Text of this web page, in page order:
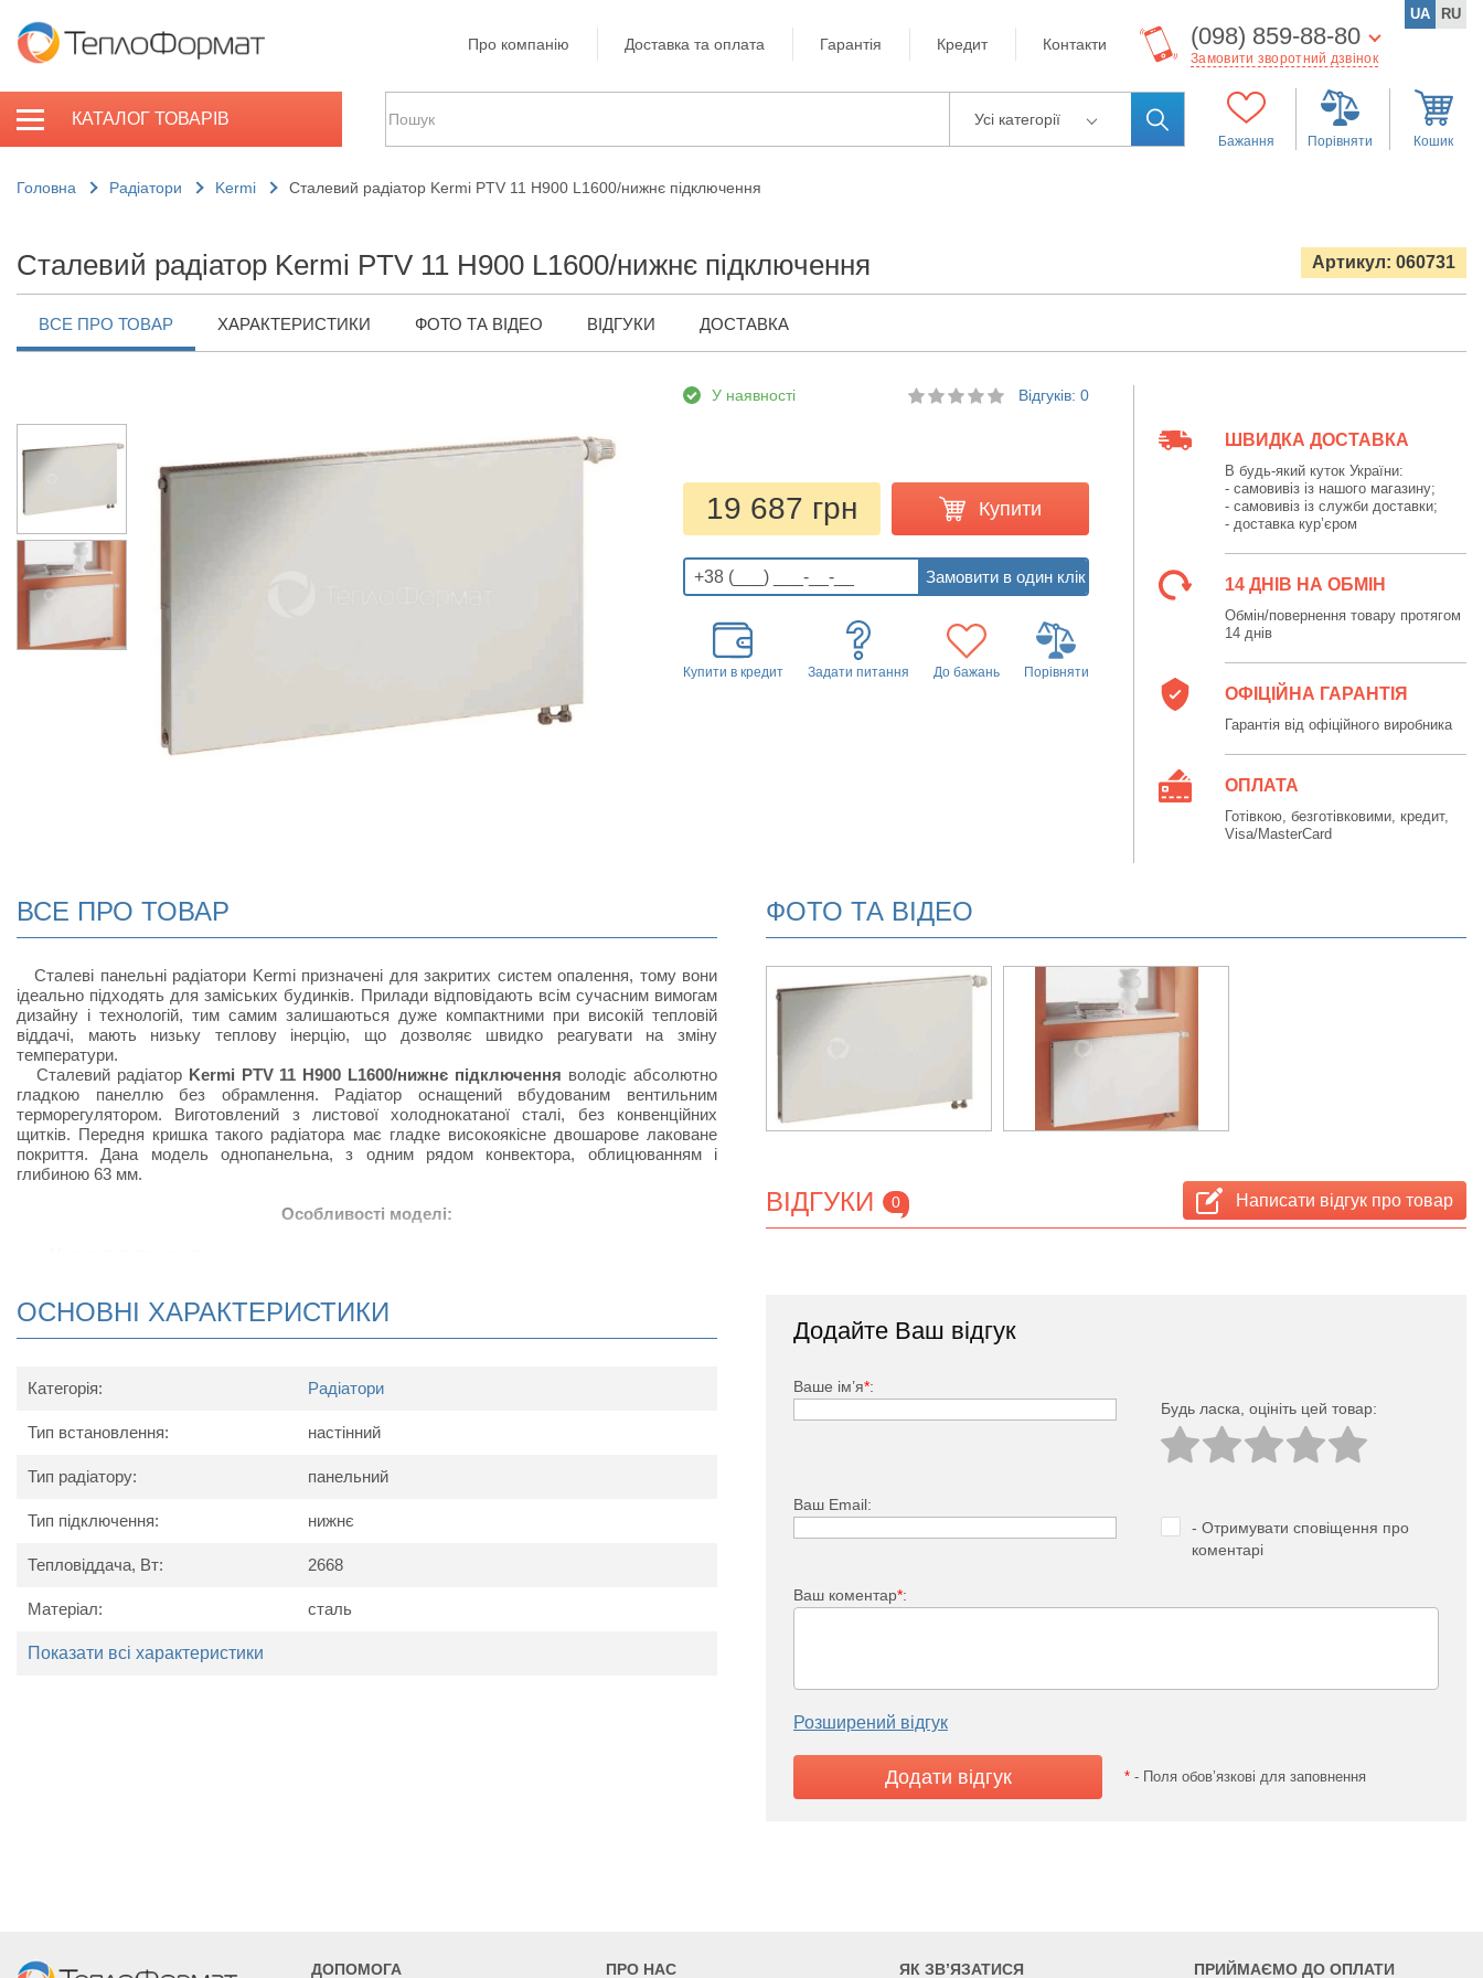
Про компанію Доставка та оплата Гарантія Кредит Контакти (098) 859-88-80
Замовити зворотний дзвінок
UA RU
КАТАЛОГ ТОВАРІВ Усі категорії
Бажання Порівняти Кошик
Головна Радіатори Kermi Сталевий радіатор Kermi PTV 11 H900 L1600/нижнє підключення
Сталевий радіатор Kermi PTV 11 H900 L1600/нижнє підключення Артикул: 060731
ВСЕ ПРО ТОВАР ХАРАКТЕРИСТИКИ ФОТО ТА ВІДЕО ВІДГУКИ ДОСТАВКА
У наявності Відгуків: 0
19 687 грн Купити
Купити в кредит Задати питання До бажань Порівняти
ШВИДКА ДОСТАВКА
В будь-який куток України:
- самовивіз із нашого магазину;
- самовивіз із служби доставки;
- доставка кур’єром
14 ДНІВ НА ОБМІН
Обмін/повернення товару протягом
14 днів
ОФІЦІЙНА ГАРАНТІЯ
Гарантія від офіційного виробника
ОПЛАТА
Готівкою, безготівковими, кредит,
Visa/MasterCard
ВСЕ ПРО ТОВАР
Сталеві панельні радіатори Kermi призначені для закритих систем опалення, тому вони
ідеально підходять для заміських будинків. Прилади відповідають всім сучасним вимогам
дизайну і технологій, тим самим залишаються дуже компактними при високій тепловій
віддачі, мають низьку теплову інерцію, що дозволяє швидко реагувати на зміну
температури.
Сталевий радіатор Kermi PTV 11 H900 L1600/нижнє підключення володіє абсолютно
гладкою панеллю без обрамлення. Радіатор оснащений вбудованим вентильним
терморегулятором. Виготовлений з листової холоднокатаної сталі, без конвенційних
щитків. Передня кришка такого радіатора має гладке високоякісне двошарове лаковане
покриття. Дана модель однопанельна, з одним рядом конвектора, облицюванням і
глибиною 63 мм.
Особливості моделі:
Сталевий радіатор відрізняється підвищеною тепловіддачею за рахунок наявності
кронштейнів для настінного кріплення.
Схема радіатора
ОСНОВНІ ХАРАКТЕРИСТИКИ
Категорія: Радіатори
Тип встановлення: настінний
Тип радіатору: панельний
Тип підключення: нижнє
Тепловіддача, Вт: 2668
Матеріал: сталь
Показати всі характеристики
ФОТО ТА ВІДЕО
ВІДГУКИ 0 Написати відгук про товар
Додайте Ваш відгук
Ваше ім’я*:
Будь ласка, оцініть цей товар:
Ваш Email:
- Отримувати сповіщення про
коментарі
Ваш коментар*:
Розширений відгук
* - Поля обов’язкові для заповнення
ДОПОМОГА ПРО НАС ЯК ЗВ’ЯЗАТИСЯ ПРИЙМАЄМО ДО ОПЛАТИ